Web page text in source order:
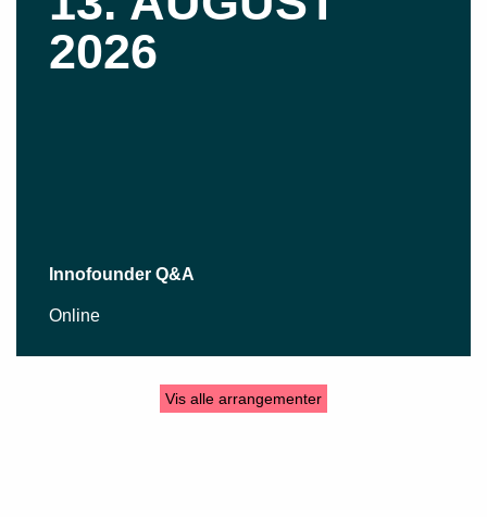
2026
Innofounder Q&A
Online
Vis alle arrangementer